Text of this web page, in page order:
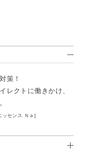
策！
レクトに働きかけ、
センス Ｎａ]